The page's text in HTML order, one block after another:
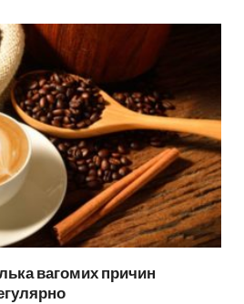
вагомих причин